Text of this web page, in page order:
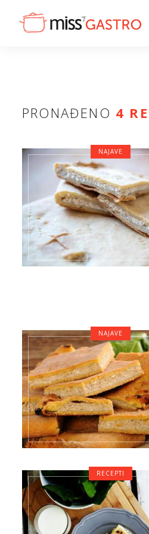
PRONAĐENO 4
NAJAVE
NAJAVE
RECEPTI